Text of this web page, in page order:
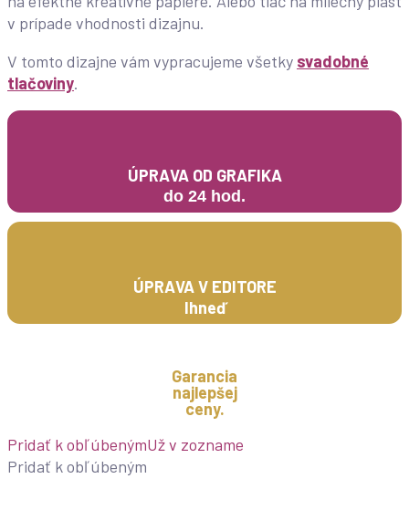
v prípade vhodnosti dizajnu.
V tomto dizajne vám vypracujeme všetky svadobné
tlačoviny.
ÚPRAVA OD GRAFIKA
do 24 hod.
ÚPRAVA V EDITORE
Ihneď
Garancia
najlepšej
ceny.
Pridať k obľúbenýmUž v zozname
Pridať k obľúbeným